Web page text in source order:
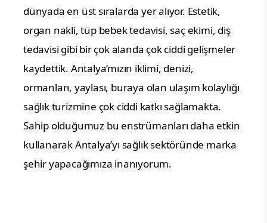
dünyada en üst sıralarda yer alıyor. Estetik,
organ nakli, tüp bebek tedavisi, saç ekimi, diş
tedavisi gibi bir çok alanda çok ciddi gelişmeler
kaydettik. Antalya’mızın iklimi, denizi,
ormanları, yaylası, buraya olan ulaşım kolaylığı
sağlık turizmine çok ciddi katkı sağlamakta.
Sahip olduğumuz bu enstrümanları daha etkin
kullanarak Antalya’yı sağlık sektöründe marka
şehir yapacağımıza inanıyorum.